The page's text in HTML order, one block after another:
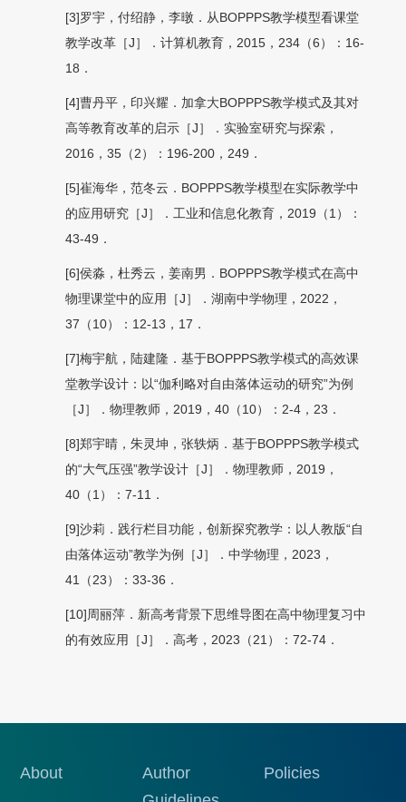
[3]罗宇，付绍静，李暾．从BOPPPS教学模型看课堂
教学改革［J］．计算机教育，2015，234（6）：16-
18．
[4]曹丹平，印兴耀．加拿大BOPPPS教学模式及其对
高等教育改革的启示［J］．实验室研究与探索，
2016，35（2）：196-200，249．
[5]崔海华，范冬云．BOPPPS教学模型在实际教学中
的应用研究［J］．工业和信息化教育，2019（1）：
43-49．
[6]侯淼，杜秀云，姜南男．BOPPPS教学模式在高中
物理课堂中的应用［J］．湖南中学物理，2022，
37（10）：12-13，17．
[7]梅宇航，陆建隆．基于BOPPPS教学模式的高效课
堂教学设计：以“伽利略对自由落体运动的研究”为例
［J］．物理教师，2019，40（10）：2-4，23．
[8]郑宇晴，朱灵坤，张轶炳．基于BOPPPS教学模式
的“大气压强”教学设计［J］．物理教师，2019，
40（1）：7-11．
[9]沙莉．践行栏目功能，创新探究教学：以人教版“自
由落体运动”教学为例［J］．中学物理，2023，
41（23）：33-36．
[10]周丽萍．新高考背景下思维导图在高中物理复习中
的有效应用［J］．高考，2023（21）：72-74．
About
Author
Policies